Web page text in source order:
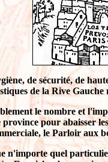
de sécurité, de
de la Rive
le nombre et
pour abaisser
le Parloir aux
n'importe quel